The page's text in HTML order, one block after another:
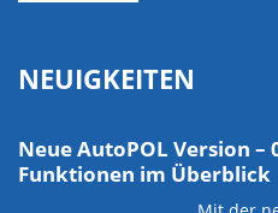
NEUIGKEITEN
Neue AutoPOL Version –
Funktionen im Überblick